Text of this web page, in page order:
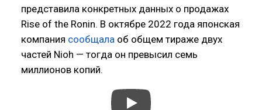
представила конкретных данных о продажах
Rise of the Ronin. В октябре 2022 года японская
компания сообщала об общем тираже двух
частей Nioh — тогда он превысил семь
миллионов копий.